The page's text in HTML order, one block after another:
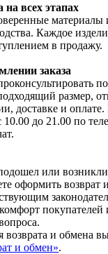
на всех этапах
материалы
Каждое
в продажу.
заказа
размер,
доставке и
до 21.00 по
или
оформить возврат
покупателей
и обмена
и обмен».